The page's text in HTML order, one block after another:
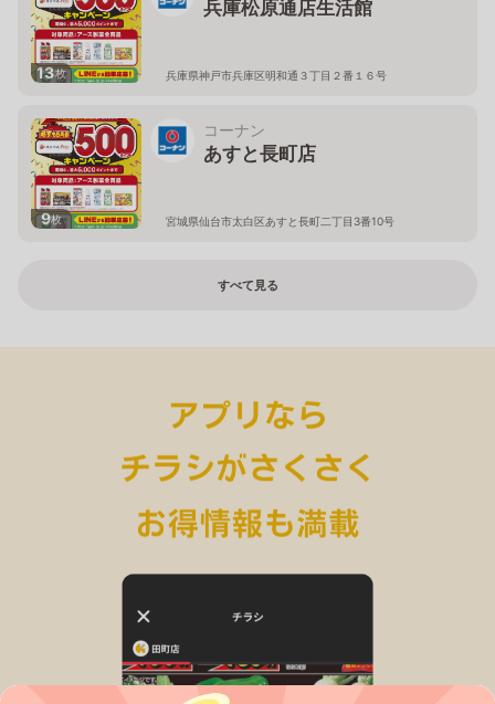
13枚
兵庫松原通店生活館
兵庫県神戸市兵庫区明和通３丁目２番１６号
9枚
コーナン
あすと長町店
宮城県仙台市太白区あすと長町二丁目3番10号
すべて見る